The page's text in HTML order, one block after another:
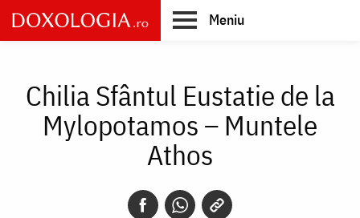
Skip
to
main
Meniu
Chilia Sfântul Eustatie de la
Mylopotamos – Muntele
Athos